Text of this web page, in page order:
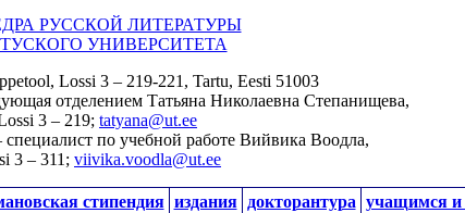
РУССКОЙ ЛИТЕРАТУРЫ
УНИВЕРСИТЕТА
Lossi 3 – 219-221, Tartu, Eesti 51003
отделением Татьяна Николаевна Степанищева,
3 – 219; tatyana@ut.ee
по учебной работе Вийвика Воодла,
3 – 311; viivika.voodla@ut.ee
стипендия издания докторантура учащимся